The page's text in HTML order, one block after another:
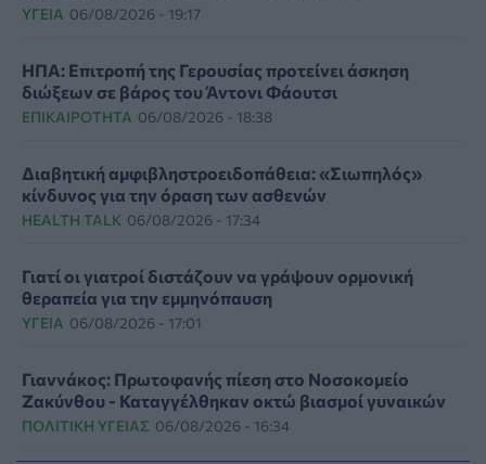
ΥΓΕΊΑ 06/08/2026 - 19:17
ΗΠΑ: Επιτροπή της Γερουσίας προτείνει άσκηση
διώξεων σε βάρος του Άντονι Φάουτσι
ΕΠΙΚΑΙΡΌΤΗΤΑ 06/08/2026 - 18:38
Διαβητική αμφιβληστροειδοπάθεια: «Σιωπηλός»
κίνδυνος για την όραση των ασθενών
HEALTH TALK 06/08/2026 - 17:34
Γιατί οι γιατροί διστάζουν να γράψουν ορμονική
θεραπεία για την εμμηνόπαυση
ΥΓΕΊΑ 06/08/2026 - 17:01
Γιαννάκος: Πρωτοφανής πίεση στο Νοσοκομείο
Ζακύνθου - Καταγγέλθηκαν οκτώ βιασμοί γυναικών
ΠΟΛΙΤΙΚΉ ΥΓΕΊΑΣ 06/08/2026 - 16:34